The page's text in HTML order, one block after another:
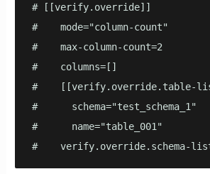
# [[verify.override]]
#    mode="column-count"
#    max-column-count=2
#    columns=[]
#    [[verify.override.table-
#      schema="test_schema_1"
#      name="table_001"
#    verify.override.schema-